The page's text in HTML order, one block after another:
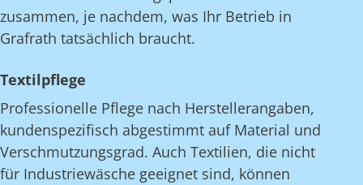
zusammen, je nachdem, was Ihr Betrieb in
Grafrath tatsächlich braucht.
Textilpflege
Professionelle Pflege nach Herstellerangaben,
kundenspezifisch abgestimmt auf Material und
Verschmutzungsgrad. Auch Textilien, die nicht
für Industriewäsche geeignet sind, können